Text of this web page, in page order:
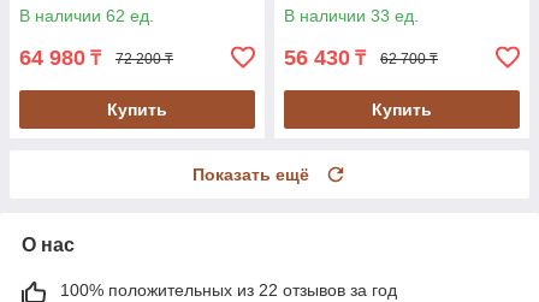
В наличии 62 ед.
64 980 ₸ 72 200 ₸
Купить
В наличии 33 ед.
56 430 ₸ 62 700 ₸
Купить
Показать ещё
О нас
100% положительных из 22 отзывов за год